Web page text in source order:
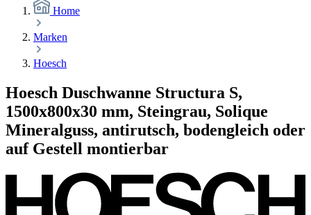
Home
Marken
Hoesch
Hoesch Duschwanne Structura S,
1500x800x30 mm, Steingrau, Solique
Mineralguss, antirutsch, bodengleich oder
auf Gestell montierbar